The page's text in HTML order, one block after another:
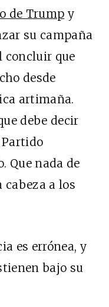
de Trump y
su campaña
concluir que
desde
artimaña.
debe decir
Que nada de
cabeza a los
es errónea, y
bajo su